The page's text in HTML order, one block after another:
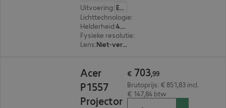
Uitvoering: Europa
Lichttechnologie:
Helderheid:
4.000 ANSI-lumen
Fysieke resolutie:
Lens: Niet-verwisselbaar
Acer
P1557
Projector
€ 703,99
Brutoprijs: € 851,83 incl.
€ 147,84 btw